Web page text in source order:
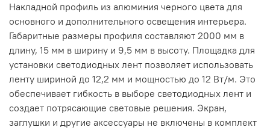
Накладной профиль из алюминия черного цвета для
основного и дополнительного освещения интерьера.
Габаритные размеры профиля составляют 2000 мм в
длину, 15 мм в ширину и 9,5 мм в высоту. Площадка для
установки светодиодных лент позволяет использовать
ленту шириной до 12,2 мм и мощностью до 12 Вт/м. Это
обеспечивает гибкость в выборе светодиодных лент и
создает потрясающие световые решения. Экран,
заглушки и другие аксессуары не включены в комплект